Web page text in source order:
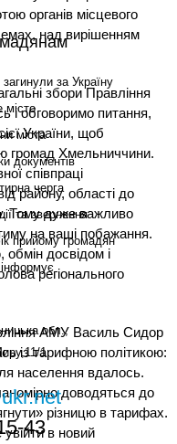
органів місцевого
над вирішенням
збори Правління
і обговоримо питання,
України, щоб
громад Хмельниччини.
співпраці
району, області до
Тому дуже важливо
на ваші побажання.
обмін досвідом і
регіонального
АМУ Василь Сидор
із тарифною політикою:
населення вдалось.
доводяться до
різницю в тарифах.
в новий
за Україну
міста
документів
черга
та звернення
прийому громадян
обл.,
1
43